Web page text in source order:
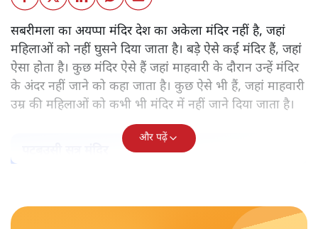
सबरीमला का अयप्पा मंदिर देश का अकेला मंदिर नहीं है, जहां
महिलाओं को नहीं घुसने दिया जाता है। बड़े ऐसे कई मंदिर हैं, जहां
ऐसा होता है। कुछ मंदिर ऐसे हैं जहां माहवारी के दौरान उन्हें मंदिर
के अंदर नहीं जाने को कहा जाता है। कुछ ऐसे भी हैं, जहां माहवारी
उम्र की महिलाओं को कभी भी मंदिर में नहीं जाने दिया जाता है।
और पढ़ें